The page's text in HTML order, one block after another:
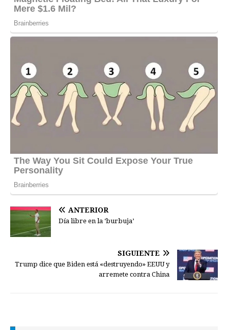
ANTERIOR
Día libre en la ‘burbuja’
SIGUIENTE
Trump dice que Biden está «destruyendo» EEUU y
arremete contra China